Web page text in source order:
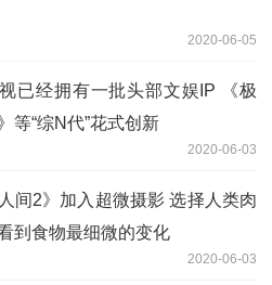
2020-06-05
已经拥有一批头部文娱IP 《极
等“综N代”花式创新
2020-06-03
人间2》加入超微摄影 选择人类肉
到食物最细微的变化
2020-06-03